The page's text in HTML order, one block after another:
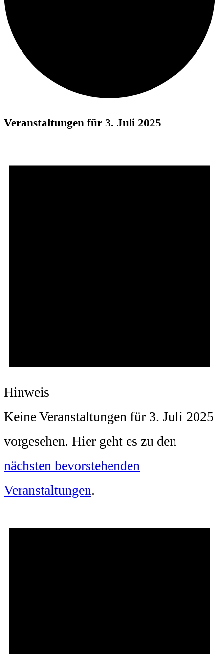
Veranstaltungen für 3. Juli 2025
Hinweis
Keine Veranstaltungen für 3. Juli 2025
vorgesehen. Hier geht es zu den
nächsten bevorstehenden
Veranstaltungen.